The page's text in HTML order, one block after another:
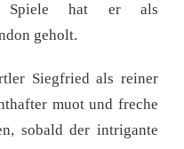
Spiele hat er als
geholt.
Siegfried als reiner
muot und freche
sobald der intrigante